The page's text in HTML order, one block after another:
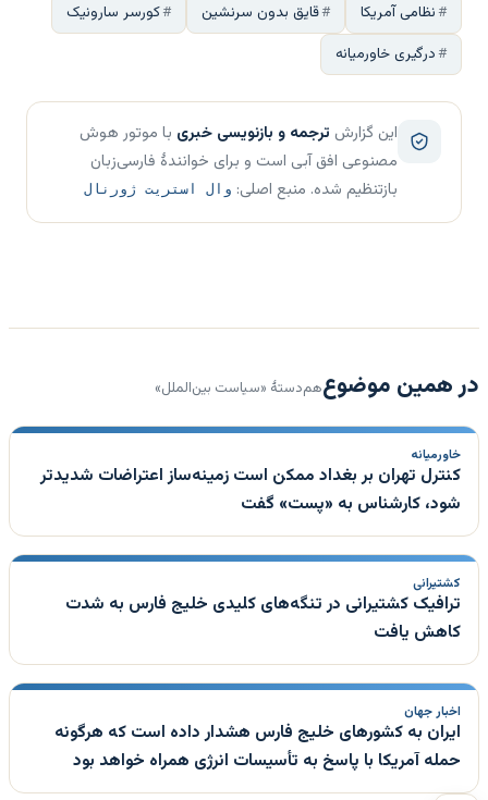
نظامی آمریکا
قایق بدون سرنشین
کورسر سارونیک
درگیری خاورمیانه
این گزارش ترجمه و بازنویسی خبری با موتور هوش
مصنوعی افق آبی است و برای خوانندهٔ فارسی‌زبان
بازتنظیم شده. منبع اصلی: وال استریت ژورنال
در همین موضوعهم‌دستهٔ «سیاست بین‌الملل»
خاورمیانه
کنترل تهران بر بغداد ممکن است زمینه‌ساز اعتراضات شدیدتر
شود، کارشناس به «پست» گفت
کشتیرانی
ترافیک کشتیرانی در تنگه‌های کلیدی خلیج فارس به شدت
کاهش یافت
اخبار جهان
ایران به کشورهای خلیج فارس هشدار داده است که هرگونه
حمله آمریکا با پاسخ به تأسیسات انرژی همراه خواهد بود